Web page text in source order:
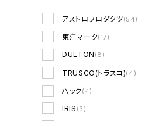
アストロプロダクツ(54)
東洋マーク(17)
DULTON (8)
TRUSCO(トラスコ)(4)
ハック(4)
IRIS (3)